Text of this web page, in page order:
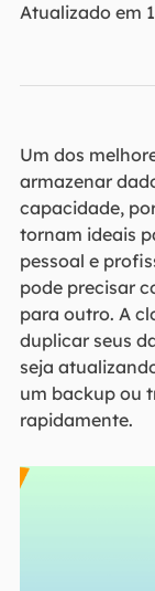
Atualizado em
Um dos
armazenar
capacidade,
tornam ideais
pessoal e
pode precisar
para outro. A
duplicar seus
seja
um backup ou
rapidamente.